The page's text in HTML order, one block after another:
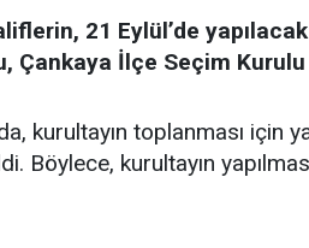
21 Eylül’de
Çankaya İlçe Seçim
kurultayın toplanması için
Böylece, kurultayın